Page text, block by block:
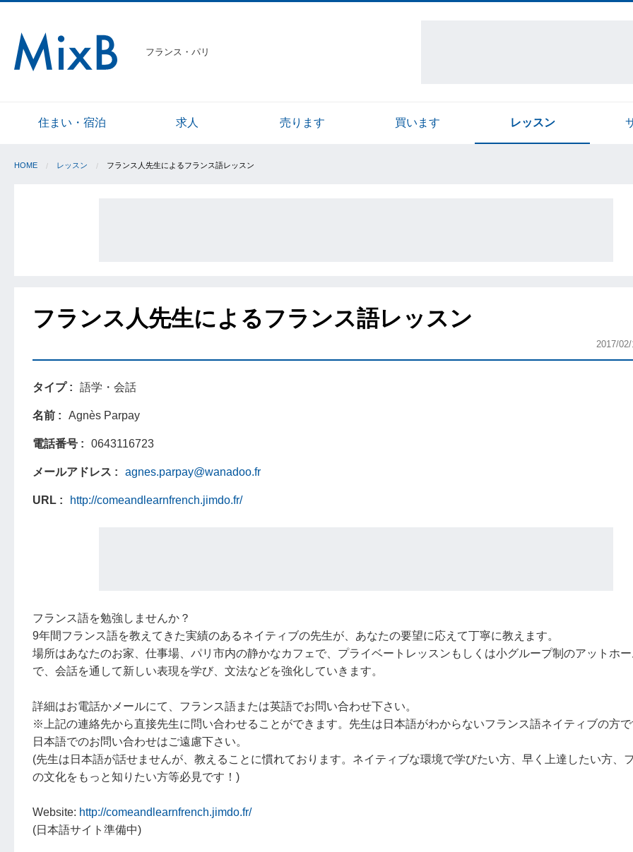
フランス・パリ
住まい・宿泊 求人 売ります 買います レッスン
HOME レッスン フランス人先生によるフランス語レッスン
フランス人先生によるフランス語レッスン
2017/
タイプ 語学・会話
名前 Agnès Parpay
電話番号 0643116723
メールアドレス agnes.parpay@wanadoo.fr
URL http://comeandlearnfrench.jimdo.fr/
フランス語を勉強しませんか？
9年間フランス語を教えてきた実績のあるネイティブの先生が、あなたの要望に応えて丁寧に教えます。
場所はあなたのお家、仕事場、パリ市内の静かなカフェで、プライベートレッスンもしくは小グループ制のアットホ
で、会話を通して新しい表現を学び、文法などを強化していきます。
詳細はお電話かメールにて、フランス語または英語でお問い合わせ下さい。
※上記の連絡先から直接先生に問い合わせることができます。先生は日本語がわからないフランス語ネイティブの方で
日本語でのお問い合わせはご遠慮下さい。
(先生は日本語が話せませんが、教えることに慣れております。ネイティブな環境で学びたい方、早く上達したい方、
の文化をもっと知りたい方等必見です！)
Website: http://comeandlearnfrench.jimdo.fr/
(日本語サイト準備中)